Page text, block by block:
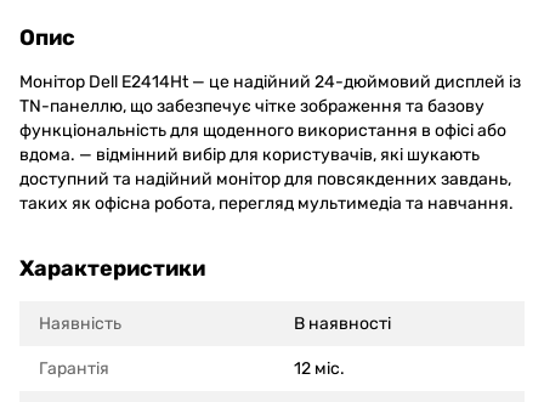
Опис
Монітор Dell E2414Ht — це надійний 24-дюймовий дисплей із
TN-панеллю, що забезпечує чітке зображення та базову
функціональність для щоденного використання в офісі або
вдома. — відмінний вибір для користувачів, які шукають
доступний та надійний монітор для повсякденних завдань,
таких як офісна робота, перегляд мультимедіа та навчання.
Характеристики
Наявність В наявності
Гарантія 12 міс.